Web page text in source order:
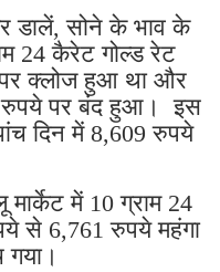
डालें, सोने के भाव के
24 कैरेट गोल्ड रेट
क्लोज हुआ था और
रुपये पर बंद हुआ। इस
दिन में 8,609 रुपये
में 10 ग्राम 24
से 6,761 रुपये महंगा